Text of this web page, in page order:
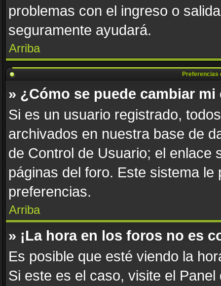
problemas con el ingreso o
seguramente ayudará.
Arriba
Preferencias
» ¿Cómo se puede cambiar
Si es un usuario registrado,
archivados en nuestra base de
de Control de Usuario; el enlace
páginas del foro. Este sistema
preferencias.
Arriba
» ¡La hora en los foros no es
Es posible que esté viendo la
Si este es el caso, visite el